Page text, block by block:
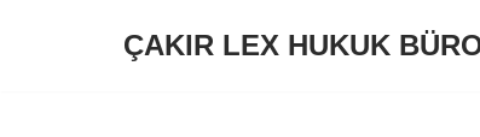
ÇAKIR LEX HUKUK